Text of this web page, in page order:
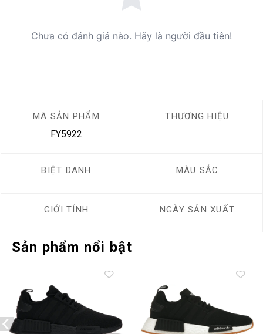
Chưa có đánh giá nào. Hãy là người đầu tiên!
MÃ SẢN PHẨM
FY5922
THƯƠNG HIỆU
BIỆT DANH MÀU SẮC
GIỚI TÍNH NGÀY SẢN XUẤT
Sản phẩm nổi bật
Add to
wishlist
Add to
wishlist